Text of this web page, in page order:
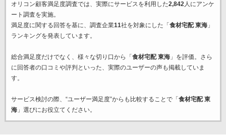
オリコン顧客満足度調査では、実際にサービスを利用した2,842人にアンケ
ート調査を実施。
満足度に関する回答を基に、調査企業11社を対象にした「 食材宅配 東海」
ランキングを発表しています。
総合満足度だけでなく、様々な切り口から「 食材宅配 東海」を評価。さら
に回答者の口コミや評判といった、実際のユーザーの声も掲載していま
す。
サービス検討の際、“ユーザー満足度”からも比較することで「 食材宅配 東
海」選びにお役立てください。